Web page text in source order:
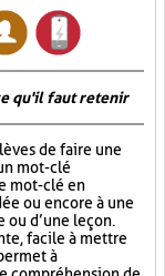
qu'il faut retenir
de faire une
mot-clé
mot-clé en
ou encore à une
ou d’une leçon.
facile à mettre
à